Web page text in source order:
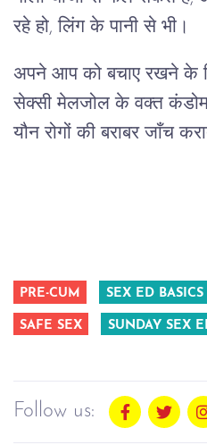
रहे हो, लिंग के पानी से भी।
अपने आप को बचाए रखने के
सेक्सी मेलजोल के वक्त
यौन रोगों की बराबर जाँच
PRE-CUM SEX ED BASICS
SAFE SEX SUNDAY SEX
Follow us: